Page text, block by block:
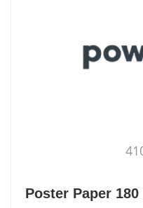
Poster Paper